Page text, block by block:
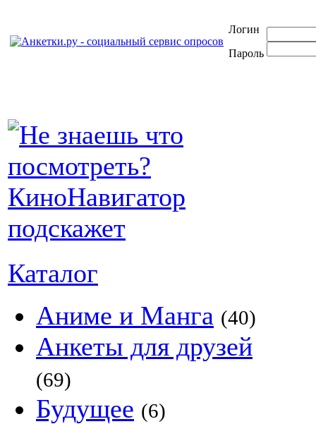
Логин
Пароль
Каталог
Аниме и Манга (40)
Анкеты для друзей
(69)
Будущее (6)